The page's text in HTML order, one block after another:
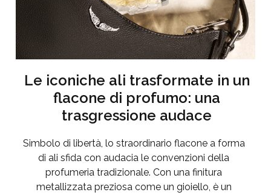
Le iconiche ali trasformate in un
flacone di profumo: una
trasgressione audace
Simbolo di libertà, lo straordinario flacone a forma
di ali sfida con audacia le convenzioni della
profumeria tradizionale. Con una finitura
metallizzata preziosa come un gioiello, è un